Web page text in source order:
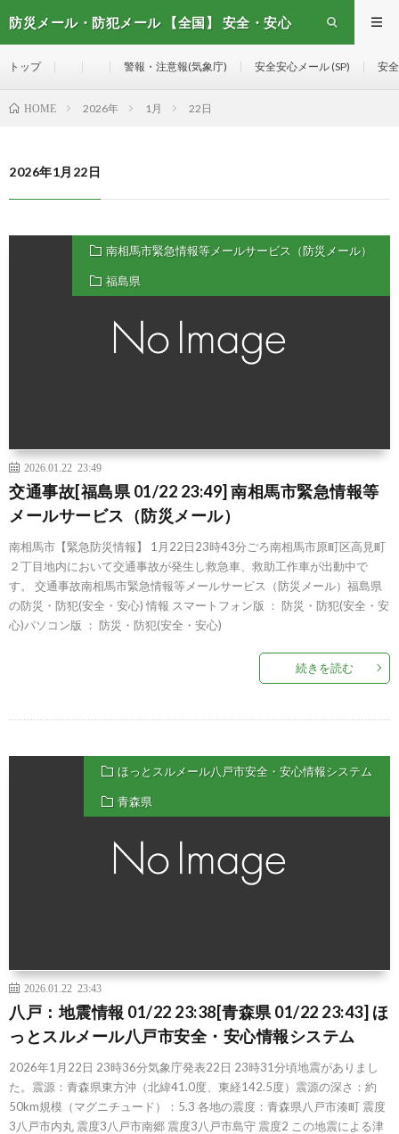
防災メール・防犯メール 【全国】 安全・安心
トップ 警報・注意報(気象庁) 安全安心メール (SP) 安
HOME 2026年 1月 22日
2026年1月22日
南相馬市緊急情報等メールサービス（防災メール）
福島県
2026.01.22 23:49
交通事故[福島県 01/22 23:49] 南相馬市緊急情報等
メールサービス（防災メール）
南相馬市【緊急防災情報】 1月22日23時43分ごろ南相馬市原町区高見町
２丁目地内において交通事故が発生し救急車、救助工作車が出動中で
す。 交通事故南相馬市緊急情報等メールサービス（防災メール）福島県
の防災・防犯(安全・安心) 情報 スマートフォン版 ： 防災・防犯(安全・安
心)パソコン版 ： 防災・防犯(安全・安心)
続きを読む
ほっとスルメール八戸市安全・安心情報システム
青森県
2026.01.22 23:43
八戸：地震情報 01/22 23:38[青森県 01/22 23:43] ほ
っとスルメール八戸市安全・安心情報システム
2026年1月22日 23時36分気象庁発表22日 23時31分頃地震がありまし
た。震源：青森県東方沖（北緯41.0度、東経142.5度）震源の深さ：約
50km規模（マグニチュード）：5.3 各地の震度：青森県八戸市湊町 震度
3八戸市内丸 震度3八戸市南郷 震度3八戸市島守 震度2 この地震による津